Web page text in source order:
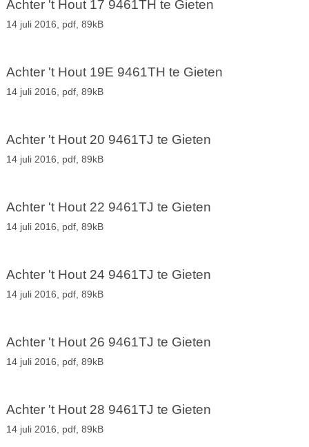
Achter 't Hout 17 9461TH te Gieten
14 juli 2016, pdf, 89kB
Achter 't Hout 19E 9461TH te Gieten
14 juli 2016, pdf, 89kB
Achter 't Hout 20 9461TJ te Gieten
14 juli 2016, pdf, 89kB
Achter 't Hout 22 9461TJ te Gieten
14 juli 2016, pdf, 89kB
Achter 't Hout 24 9461TJ te Gieten
14 juli 2016, pdf, 89kB
Achter 't Hout 26 9461TJ te Gieten
14 juli 2016, pdf, 89kB
Achter 't Hout 28 9461TJ te Gieten
14 juli 2016, pdf, 89kB